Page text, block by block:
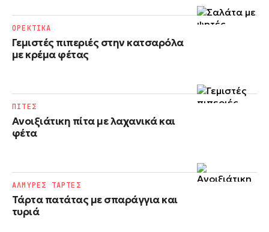
Γεμιστές πιπεριές στην κατσαρόλα
με κρέμα φέτας
ΟΡΕΚΤΙΚΑ
Ανοιξιάτικη πίτα με λαχανικά και
φέτα
ΠΙΤΕΣ
Τάρτα πατάτας με σπαράγγια και
τυριά
ΑΛΜΥΡΕΣ ΤΑΡΤΕΣ